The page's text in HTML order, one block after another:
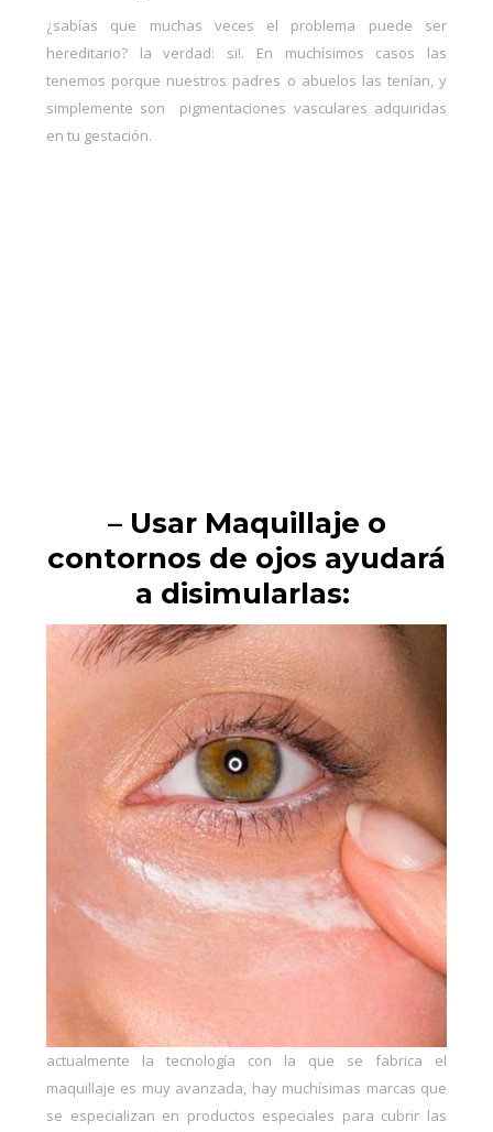
¿sabías que muchas veces el problema puede ser
hereditario? la verdad: si!. En muchísimos casos las
tenemos porque nuestros padres o abuelos las tenían, y
simplemente son pigmentaciones vasculares adquiridas
en tu gestación.
– Usar Maquillaje o
contornos de ojos ayudará
a disimularlas:
actualmente la tecnología con la que se fabrica el
maquillaje es muy avanzada, hay muchísimas marcas que
se especializan en productos especiales para cubrir las